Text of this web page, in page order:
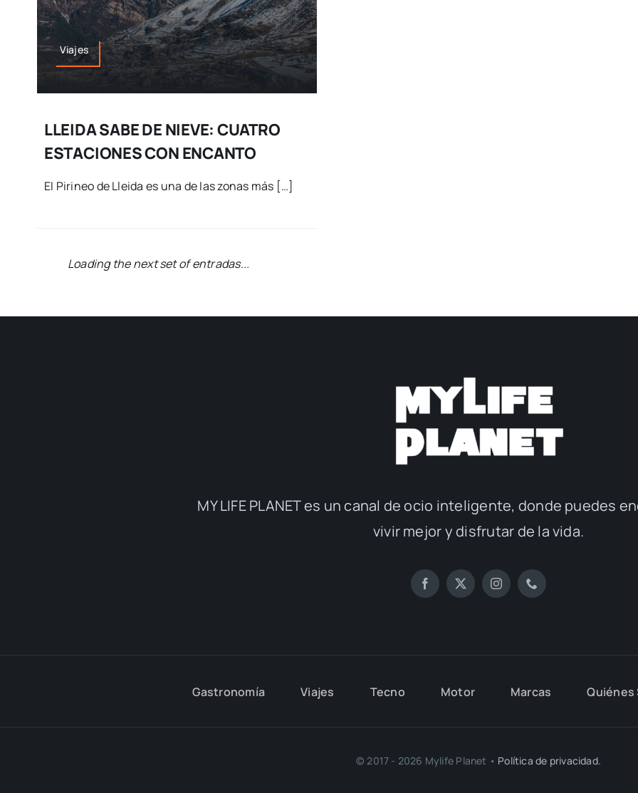
Viajes
LLEIDA SABE DE NIEVE: CUATRO
ESTACIONES CON ENCANTO
El Pirineo de Lleida es una de las zonas más […]
BRASAS, HORNOS, AMIGOS Y
Gastronomía
ENOTURISMO PARA CURIOSOS EN
LLEIDA
arrebatadores, esconde un tesoro […]